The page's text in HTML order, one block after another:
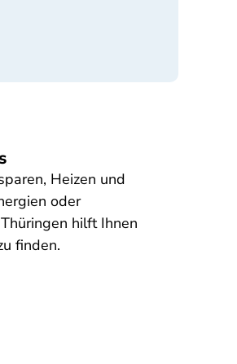
Heizen und
oder
hilft Ihnen
finden.